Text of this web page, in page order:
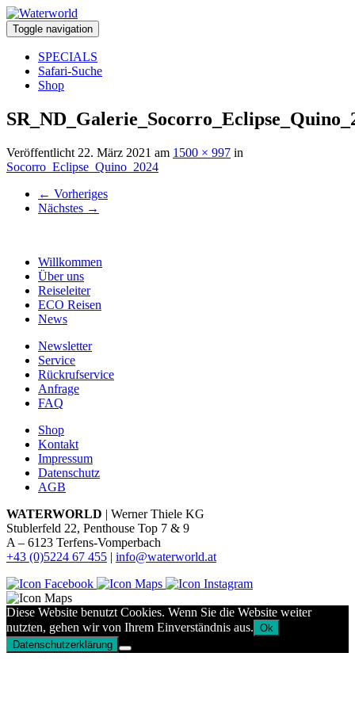
Toggle navigation
SPECIALS
Safari-Suche
Shop
Veröffentlicht 22. März 2021 am 1500 × 997 in
Socorro_Eclipse_Quino_2024
← Vorheriges
Nächstes →
Willkommen
Über uns
Reiseleiter
ECO Reisen
News
Newsletter
Service
Rückrufservice
Anfrage
FAQ
Shop
Kontakt
Impressum
Datenschutz
AGB
WATERWORLD | Werner Thiele KG
Stublerfeld 22, Penthouse Top 7 & 9
A – 6123 Terfens-Vomperbach
+43 (0)5224 67 455 | info@waterworld.at
Diese Website benutzt Cookies. Wenn Sie die Website weiter
nutzten, gehen wir von Ihrem Einverständnis aus. Ok
Datenschutzerklärung